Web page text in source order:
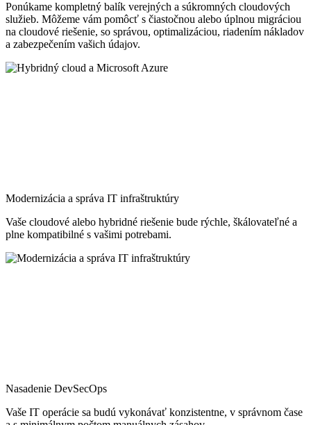
Ponúkame kompletný balík verejných a súkromných cloudových
služieb. Môžeme vám pomôcť s čiastočnou alebo úplnou migráciou
na cloudové riešenie, so správou, optimalizáciou, riadením nákladov
a zabezpečením vašich údajov.
Modernizácia a správa IT infraštruktúry
Vaše cloudové alebo hybridné riešenie bude rýchle, škálovateľné a
plne kompatibilné s vašimi potrebami.
Nasadenie DevSecOps
Vaše IT operácie sa budú vykonávať konzistentne, v správnom čase